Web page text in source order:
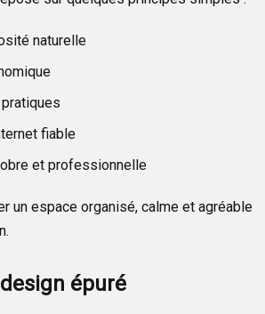
naturelle
fiable
et professionnelle
un espace organisé, calme et agréable
épuré